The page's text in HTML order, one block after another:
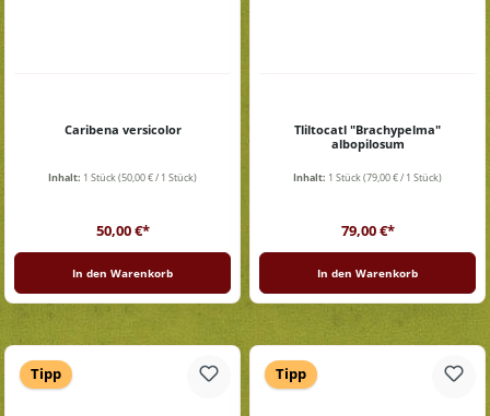
Caribena versicolor
Inhalt: 1 Stück(50,00 € / 1 Stück)
Regulärer Preis:
50,00 €*
In den Warenkorb
Tliltocatl "Brachypelma"
albopilosum
Inhalt: 1 Stück(79,00 € / 1 Stück)
Regulärer Preis:
79,00 €*
In den Warenkorb
Tipp Tipp